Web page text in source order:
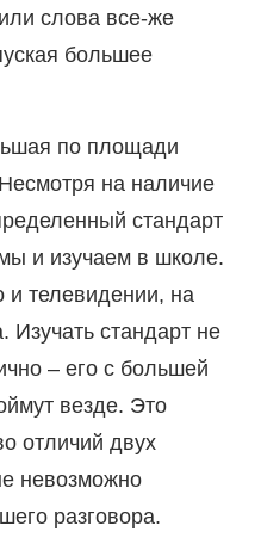
слова все-же
большее
по площади
на наличие
стандарт
и изучаем в школе.
и телевидении, на
Изучать стандарт не
– его с большей
везде. Это
отличий двух
невозможно
разговора.